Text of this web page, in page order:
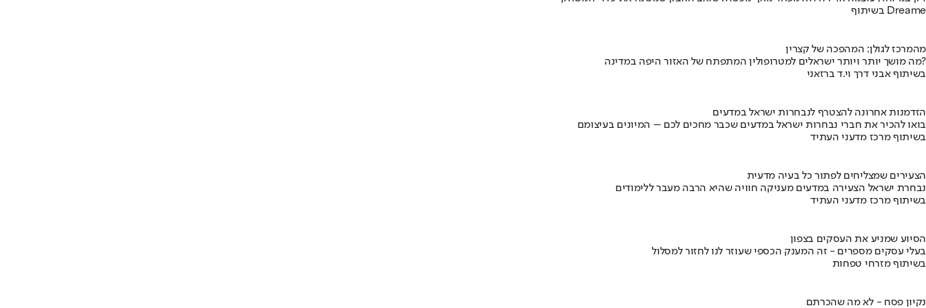
בשיתוף Dreame
מהמרכז לגולן: המהפכה של קצרין
מה מושך יותר ויותר ישראלים למטרופולין המתפתח של האזור היפה במדינה?
בשיתוף אבני דרך וי.ד ברזאני
הזדמנות אחרונה להצטרף לנבחרות ישראל במדעים
בואו להכיר את חברי נבחרות ישראל במדעים שכבר מחכים לכם – המיונים בעיצומם
בשיתוף מרכז מדעני העתיד
הצעירים שמצליחים לפתור כל בעיה מדעית
נבחרת ישראל הצעירה במדעים מעניקה חוויה שהיא הרבה מעבר ללימודים
בשיתוף מרכז מדעני העתיד
הסיוע שמניע את העסקים בצפון
בעלי עסקים מספרים - זה המענק הכספי שעוזר לנו לחזור למסלול
בשיתוף מזרחי טפחות
נקיון פסח - לא מה שהכרתם